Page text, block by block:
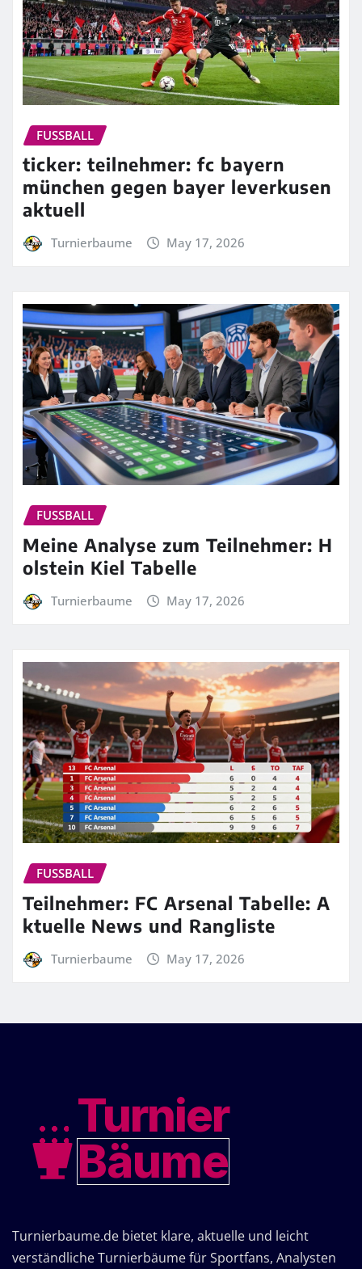
FUSSBALL
ticker: teilnehmer: fc bayern
münchen gegen bayer leverkusen
aktuell
Turnierbaume May 17, 2026
FUSSBALL
Meine Analyse zum Teilnehmer: H
olstein Kiel Tabelle
Turnierbaume May 17, 2026
FUSSBALL
Teilnehmer: FC Arsenal Tabelle: A
ktuelle News und Rangliste
Turnierbaume May 17, 2026
Turnier
Bäume
Turnierbaume.de bietet klare, aktuelle und leicht
verständliche Turnierbäume für Sportfans, Analysten